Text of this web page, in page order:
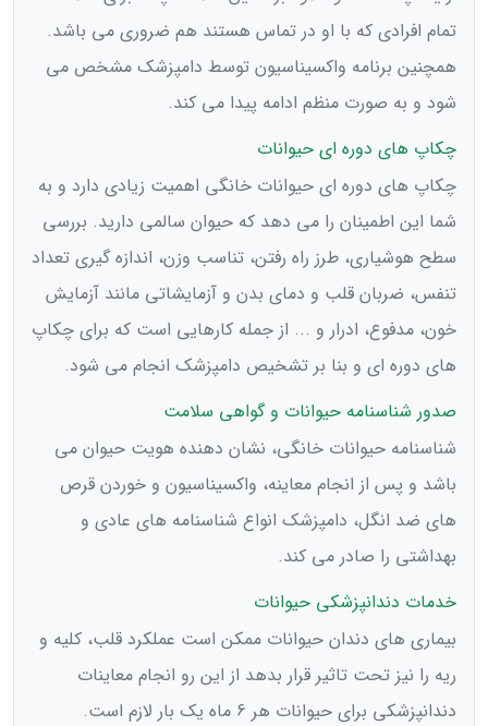
تمام افرادی که با او در تماس هستند هم ضروری می باشد.
همچنین برنامه واکسیناسیون توسط دامپزشک مشخص می
شود و به صورت منظم ادامه پیدا می کند.
چکاپ های دوره ای حیوانات
چکاپ های دوره ای حیوانات خانگی اهمیت زیادی دارد و به
شما این اطمینان را می دهد که حیوان سالمی دارید. بررسی
سطح هوشیاری، طرز راه رفتن، تناسب وزن، اندازه گیری تعداد
تنفس، ضربان قلب و دمای بدن و آزمایشاتی مانند آزمایش
خون، مدفوع، ادرار و ... از جمله کارهایی است که برای چکاپ
های دوره ای و بنا بر تشخیص دامپزشک انجام می شود.
صدور شناسنامه حیوانات و گواهی سلامت
شناسنامه حیوانات خانگی، نشان دهنده هویت حیوان می
باشد و پس از انجام معاینه، واکسیناسیون و خوردن قرص
های ضد انگل، دامپزشک انواع شناسنامه های عادی و
بهداشتی را صادر می کند.
خدمات دندانپزشکی حیوانات
بیماری های دندان حیوانات ممکن است عملکرد قلب، کلیه و
ریه را نیز تحت تاثیر قرار بدهد از این رو انجام معاینات
دندانپزشکی برای حیوانات هر 6 ماه یک بار لازم است.